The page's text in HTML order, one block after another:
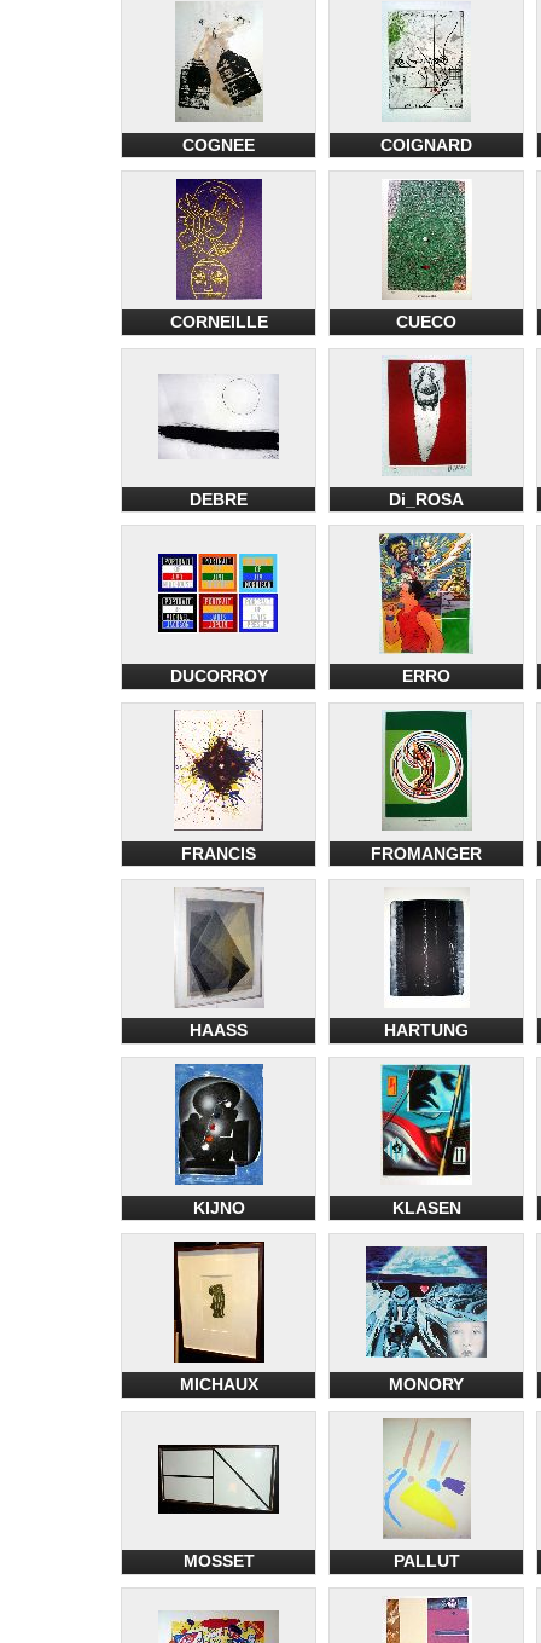
COGNEE COIGNARD
CORNEILLE CUECO
DEBRE Di_ROSA
DUCORROY ERRO
FRANCIS FROMANGER
HAASS HARTUNG
KIJNO KLASEN
MICHAUX MONORY
MOSSET PALLUT